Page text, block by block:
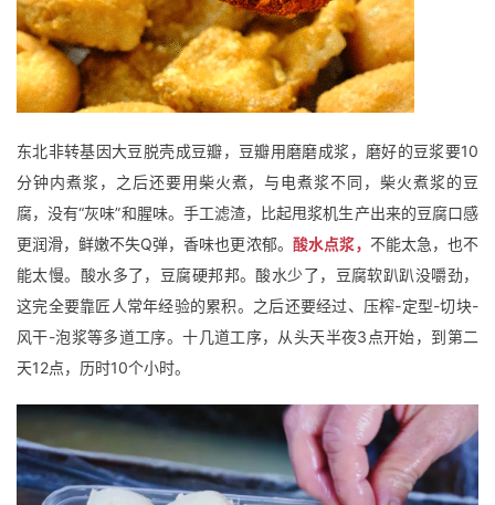
资
八
点
东北非转基因大豆脱壳成豆瓣，豆瓣用磨磨成浆，磨好的豆浆要10
分钟内煮浆，之后还要用柴火煮，与电煮浆不同，柴火煮浆的豆
腐，没有“灰味”和腥味。 手工滤渣，比起甩浆机生产出来的豆腐口感
更润滑，鲜嫩不失Q弹，香味也更浓郁。 酸水点浆， 不能太急，也不
能太慢。酸水多了，豆腐硬邦邦。酸水少了，豆腐软趴趴没嚼劲，
这完全要靠匠人常年经验的累积。 之后还要经过、压榨-定型-切块-
风干-泡浆等多道工序。十几道工序，从头天半夜3点开始，到第二
天12点，历时10个小时。